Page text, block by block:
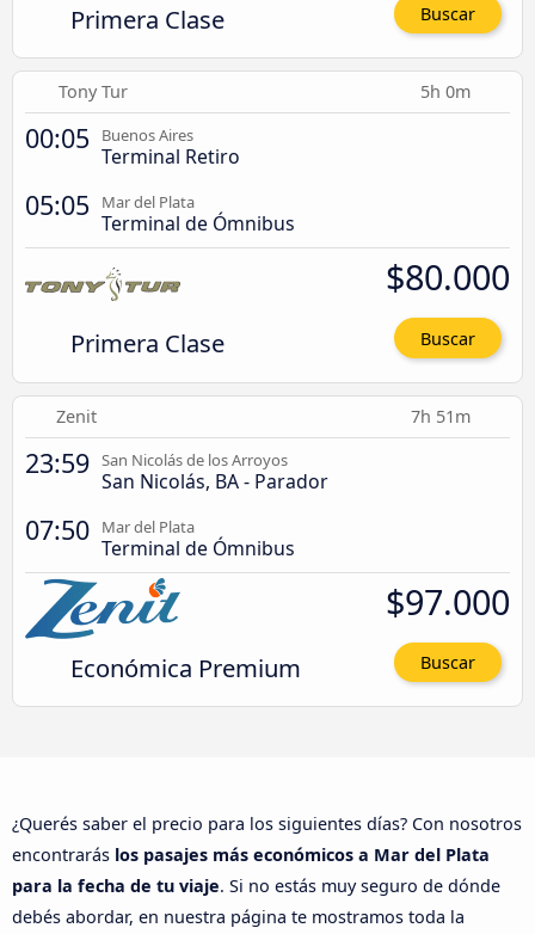
Primera Clase Buscar
Tony Tur 5h 0m
00:05 Buenos Aires
Terminal Retiro
05:05 Mar del Plata
Terminal de Ómnibus
Primera Clase
$80.000
Buscar
Zenit 7h 51m
23:59 San Nicolás de los Arroyos
San Nicolás, BA - Parador
07:50 Mar del Plata
Terminal de Ómnibus
Económica Premium
$97.000
Buscar
¿Querés saber el precio para los siguientes días? Con nosotros
encontrarás los pasajes más económicos a Mar del Plata
para la fecha de tu viaje. Si no estás muy seguro de dónde
debés abordar, en nuestra página te mostramos toda la